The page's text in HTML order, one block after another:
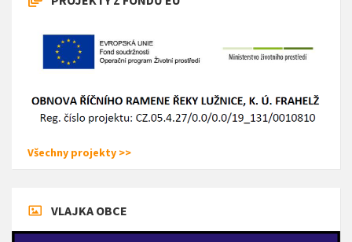
Všechny projekty >>
VLAJKA OBCE